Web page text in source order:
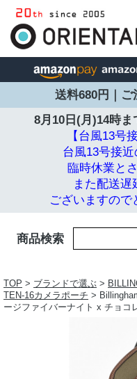
送料680円｜
8月10日(月)14時ま
【台風13号
台風13号接
臨時休業と
また配送遅
ございますので
商品検索
TOP > ブランドで選ぶ >
TEN-16カメラポーチ >
ージファイバーナイト x チョコ